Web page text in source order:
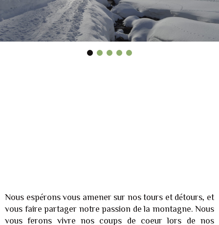
Nous espérons vous amener sur nos tours et détours, et
vous faire partager notre passion de la montagne. Nous
vous ferons vivre nos coups de coeur lors de nos